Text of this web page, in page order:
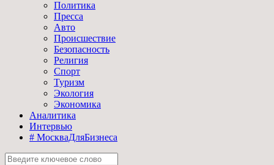
Политика
Пресса
Авто
Происшествие
Безопасность
Религия
Спорт
Туризм
Экология
Экономика
Аналитика
Интервью
# МоскваДляБизнеса